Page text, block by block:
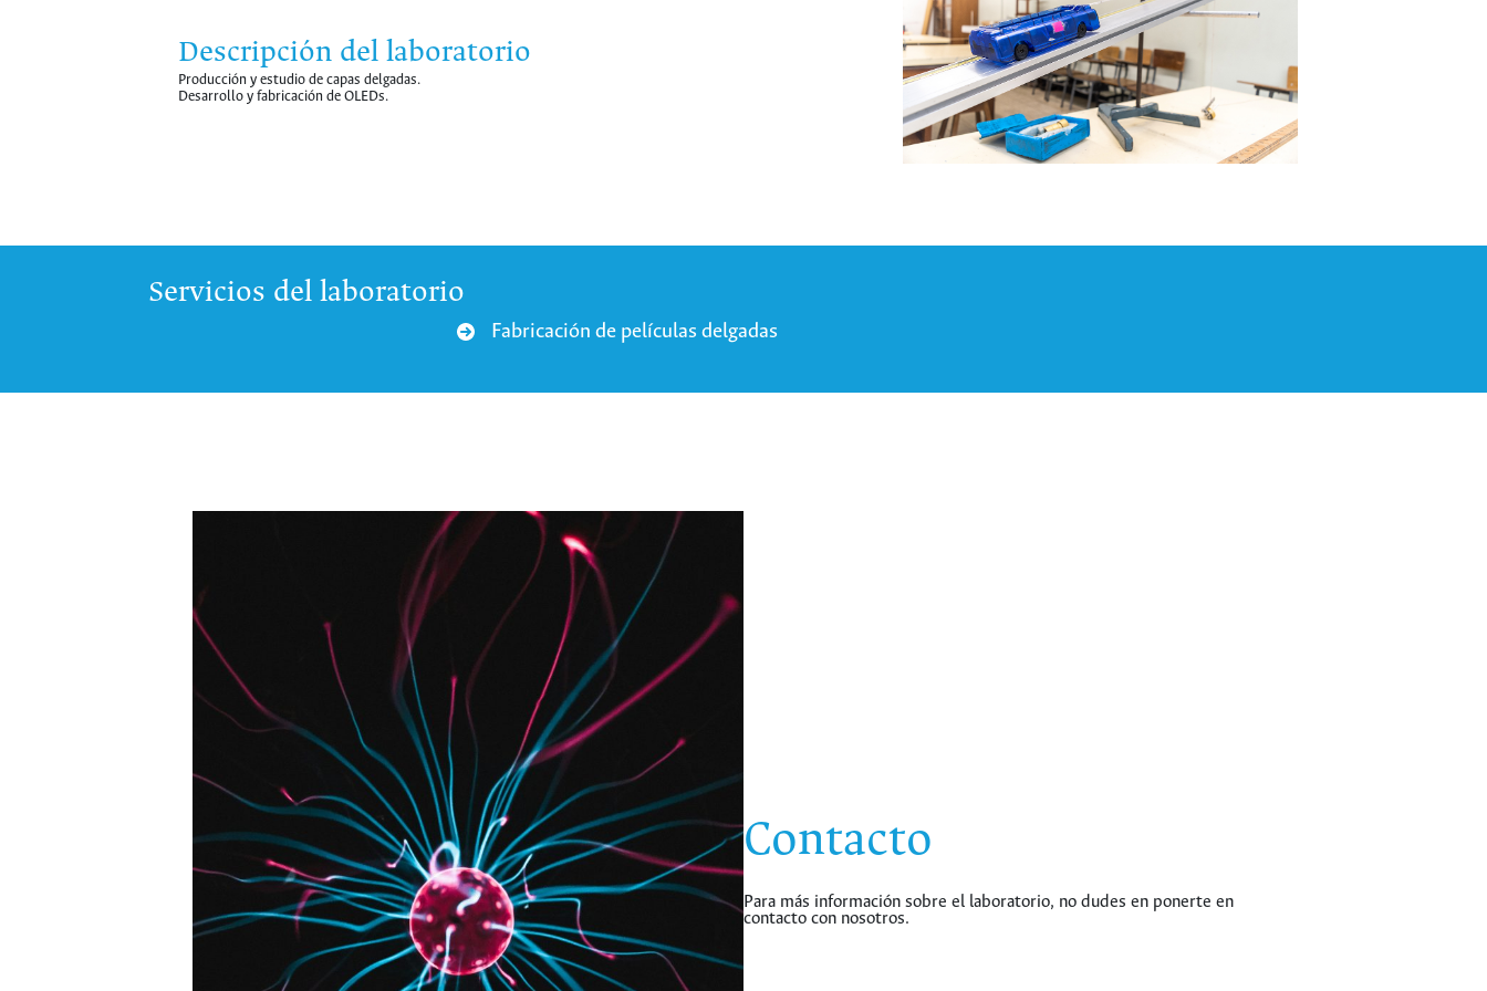
Descripción del laboratorio
Producción y estudio de capas delgadas.
Desarrollo y fabricación de OLEDs.
Servicios del laboratorio
Fabricación de películas delgadas
Contacto
Para más información sobre el laboratorio, no dudes en ponerte en
contacto con nosotros.